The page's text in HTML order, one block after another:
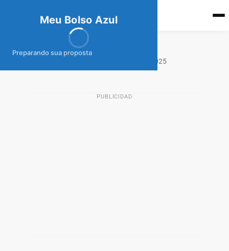
Meu Bolso Azul
Preparando sua proposta
meubolso Azul
Tarjeta Volaris
5 de noviembre de 2025
PUBLICIDAD